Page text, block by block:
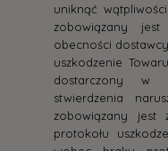
uniknąć
zobowiązany
obecności
uszkodzenie
dostarczony w
stwierdzenia
zobowiązany jest
protokołu